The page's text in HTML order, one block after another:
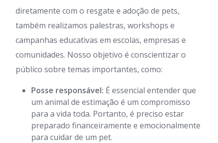
diretamente com o resgate e adoção de pets,
também realizamos palestras, workshops e
campanhas educativas em escolas, empresas e
comunidades. Nosso objetivo é conscientizar o
público sobre temas importantes, como:
Posse responsável: É essencial entender que
um animal de estimação é um compromisso
para a vida toda. Portanto, é preciso estar
preparado financeiramente e emocionalmente
para cuidar de um pet.